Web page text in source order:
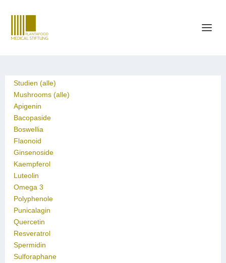
Studien (alle)
Mushrooms (alle)
Apigenin
Bacopaside
Boswellia
Flaonoid
Ginsenoside
Kaempferol
Luteolin
Omega 3
Polyphenole
Punicalagin
Quercetin
Resveratrol
Spermidin
Sulforaphane